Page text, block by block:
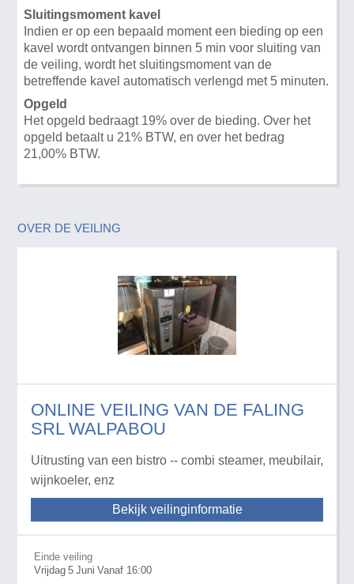
Sluitingsmoment kavel
Indien er op een bepaald moment een bieding op een
kavel wordt ontvangen binnen 5 min voor sluiting van
de veiling, wordt het sluitingsmoment van de
betreffende kavel automatisch verlengd met 5 minuten.
Opgeld
Het opgeld bedraagt 19% over de bieding. Over het
opgeld betaalt u 21% BTW, en over het bedrag
21,00% BTW.
OVER DE VEILING
ONLINE VEILING VAN DE FALING
SRL WALPABOU
Uitrusting van een bistro -- combi steamer, meubilair,
wijnkoeler, enz
Bekijk veilinginformatie
Einde veiling
Vrijdag 5 Juni Vanaf 16:00